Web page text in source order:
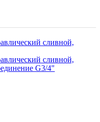
сливной,
сливной,
G3/4"